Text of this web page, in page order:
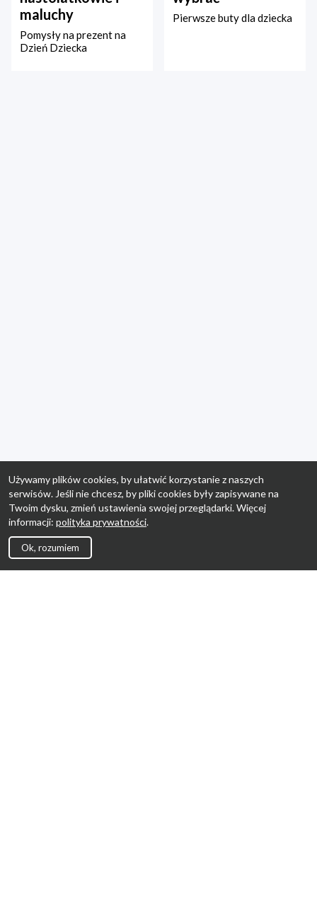
maluchy
Pomysły na prezent na
Dzień Dziecka
Pierwsze buty dla dziecka
Używamy plików cookies, by ułatwić korzystanie z naszych
serwisów. Jeśli nie chcesz, by pliki cookies były zapisywane na
Twoim dysku, zmień ustawienia swojej przeglądarki. Więcej
informacji: polityka prywatności.
Ok, rozumiem